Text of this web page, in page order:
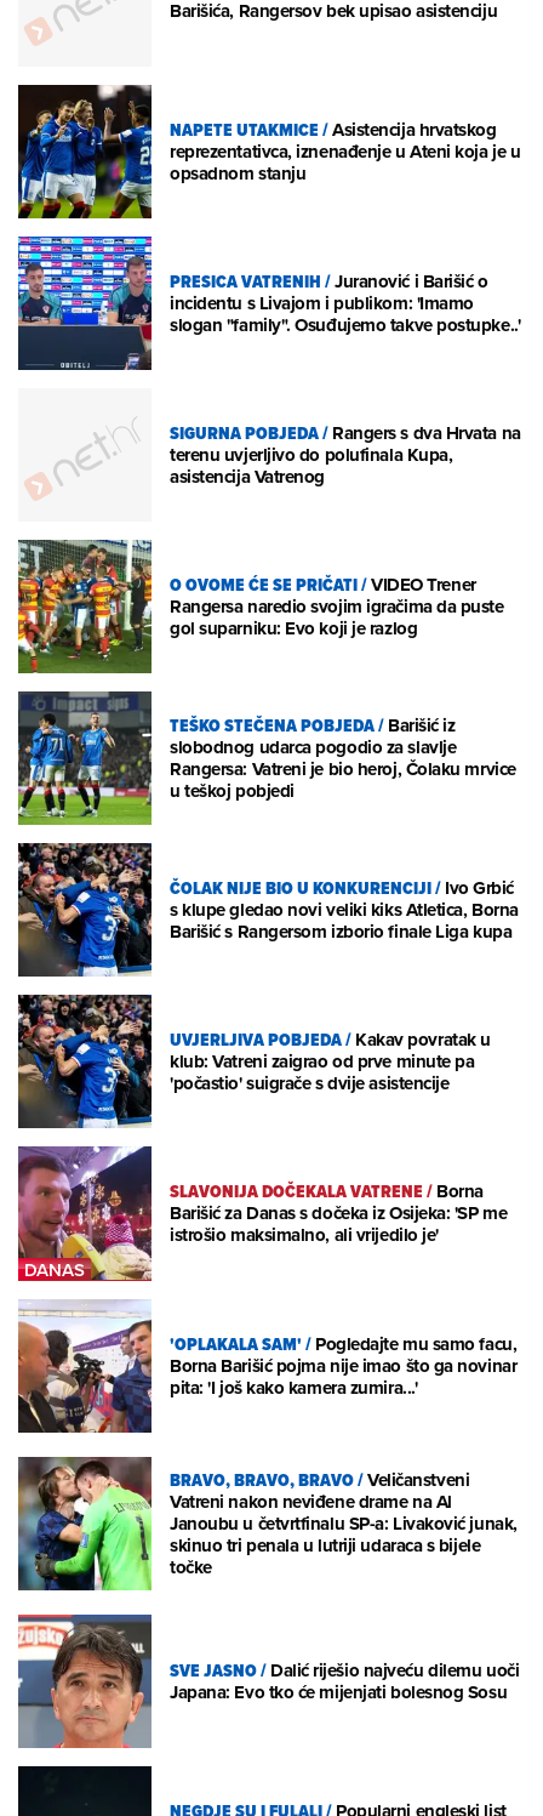
Barišića, Rangersov bek upisao asistenciju
NAPETE UTAKMICE/Asistencija hrvatskog
reprezentativca, iznenađenje u Ateni koja je u
opsadnom stanju
PRESICA VATRENIH/Juranović i Barišić o
incidentu s Livajom i publikom: 'Imamo
slogan "family". Osuđujemo takve postupke..'
SIGURNA POBJEDA/Rangers s dva Hrvata na
terenu uvjerljivo do polufinala Kupa,
asistencija Vatrenog
O OVOME ĆE SE PRIČATI/VIDEO Trener
Rangersa naredio svojim igračima da puste
gol suparniku: Evo koji je razlog
TEŠKO STEČENA POBJEDA/Barišić iz
slobodnog udarca pogodio za slavlje
Rangersa: Vatreni je bio heroj, Čolaku mrvice
u teškoj pobjedi
ČOLAK NIJE BIO U KONKURENCIJI/Ivo Grbić
s klupe gledao novi veliki kiks Atletica, Borna
Barišić s Rangersom izborio finale Liga kupa
UVJERLJIVA POBJEDA/Kakav povratak u
klub: Vatreni zaigrao od prve minute pa
'počastio' suigrače s dvije asistencije
SLAVONIJA DOČEKALA VATRENE/Borna
Barišić za Danas s dočeka iz Osijeka: 'SP me
istrošio maksimalno, ali vrijedilo je'
'OPLAKALA SAM'/Pogledajte mu samo facu,
Borna Barišić pojma nije imao što ga novinar
pita: 'I još kako kamera zumira...'
BRAVO, BRAVO, BRAVO/Veličanstveni
Vatreni nakon neviđene drame na Al
Janoubu u četvrtfinalu SP-a: Livaković junak,
skinuo tri penala u lutriji udaraca s bijele
točke
SVE JASNO/Dalić riješio najveću dilemu uoči
Japana: Evo tko će mijenjati bolesnog Sosu